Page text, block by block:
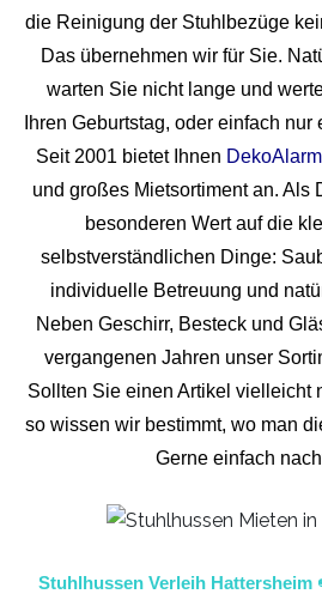
die Reinigung der Stuhlbezüge
Das übernehmen wir für Sie.
warten Sie nicht lange und
Ihren Geburtstag, oder einfach
Seit 2001 bietet Ihnen
und großes Mietsortiment an. Als
besonderen Wert auf die
selbstverständlichen Dinge:
individuelle Betreuung und
Neben Geschirr, Besteck und
vergangenen Jahren unser
Sollten Sie einen Artikel vielleicht
so wissen wir bestimmt, wo man
Gerne einfach
Stuhlhussen Verleih Hattersheim